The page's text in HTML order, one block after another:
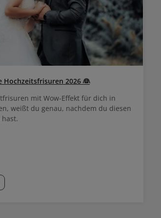
Hochzeitsfrisuren 2026 👰
mit Wow-Effekt für dich in
weißt du genau, nachdem du diesen
hast.